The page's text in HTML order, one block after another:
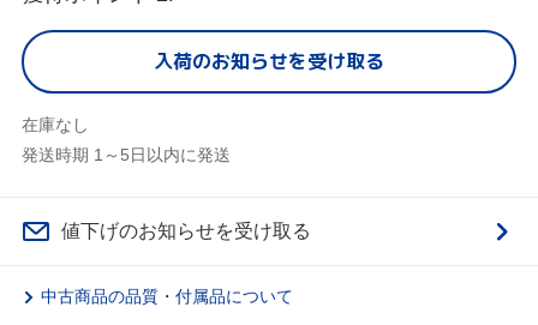
入荷のお知らせを受け取る
在庫なし
発送時期 1～5日以内に発送
値下げのお知らせを受け取る
中古商品の品質・付属品について